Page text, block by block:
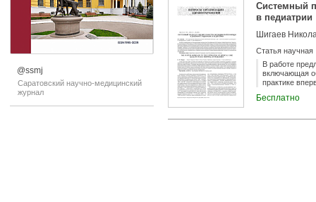
@ssmj
Саратовский научно-медицинский
журнал
Системный
в педиатрии
Шигаев
Статья научная
В работе
включающая
практике
позволяет
Бесплатно